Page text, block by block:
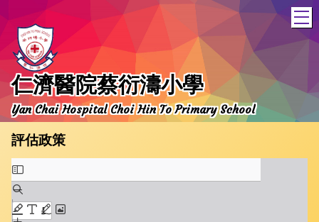
仁濟醫院蔡衍濤小學
Yan Chai Hospital Choi Hin To Primary School
評估政策